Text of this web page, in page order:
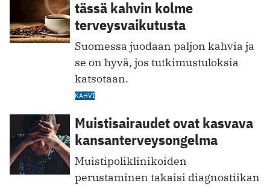
tässä kahvin kolme
terveysvaikutusta
Suomessa juodaan paljon kahvia ja
se on hyvä, jos tutkimustuloksia
katsotaan.
KAHVI
Muistisairaudet ovat kasvava
kansanterveysongelma
Muistipoliklinikoiden
perustaminen takaisi diagnostiikan